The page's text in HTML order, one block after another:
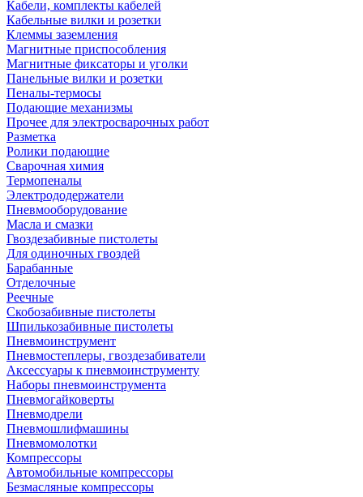
Кабели, комплекты кабелей
Кабельные вилки и розетки
Клеммы заземления
Магнитные приспособления
Магнитные фиксаторы и уголки
Панельные вилки и розетки
Пеналы-термосы
Подающие механизмы
Прочее для электросварочных работ
Разметка
Ролики подающие
Сварочная химия
Термопеналы
Электрододержатели
Пневмооборудование
Масла и смазки
Гвоздезабивные пистолеты
Для одиночных гвоздей
Барабанные
Отделочные
Реечные
Скобозабивные пистолеты
Шпилькозабивные пистолеты
Пневмоинструмент
Пневмостеплеры, гвоздезабиватели
Аксессуары к пневмоинструменту
Наборы пневмоинструмента
Пневмогайковерты
Пневмодрели
Пневмошлифмашины
Пневмомолотки
Компрессоры
Автомобильные компрессоры
Безмасляные компрессоры